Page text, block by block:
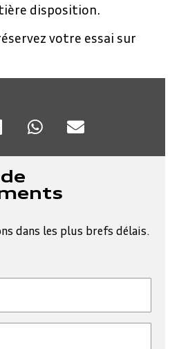
disposition.
votre essai sur
dans les plus brefs délais.